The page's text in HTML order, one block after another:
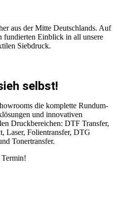
aus der Mitte Deutschlands. Auf
fundierten Einblick in all unsere
Siebdruck.
selbst!
die komplette Rundum-
und innovativen
Druckbereichen: DTF Transfer,
Laser, Folientransfer, DTG
Tonertransfer.
Termin!